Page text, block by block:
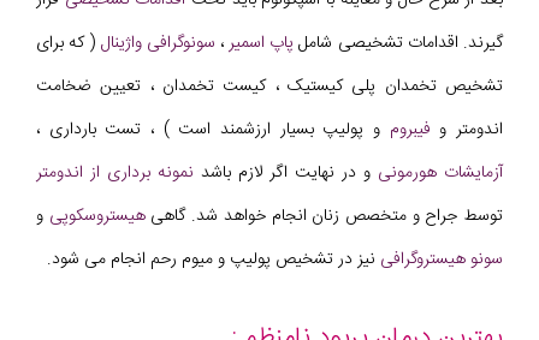
گیرند. اقدامات تشخیصی شامل پاپ اسمیر ، سونوگرافی واژینال ( که برای
تشخیص تخمدان پلی کیستیک ، کیست تخمدان ، تعیین ضخامت
اندومتر و فیبروم و پولیپ بسیار ارزشمند است ) ، تست بارداری ،
آزمایشات هورمونی و در نهایت اگر لازم باشد نمونه برداری از اندومتر
توسط جراح و متخصص زنان انجام خواهد شد. گاهیهیستروسکوپی و
سونو هیستروگرافی نیز در تشخیص پولیپ و میوم رحم انجام می شود.